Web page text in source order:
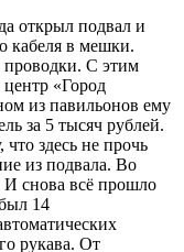
открыл подвал и
кабеля в мешки.
проводки. С этим
центр «Город
из павильонов ему
за 5 тысяч рублей.
здесь не прочь
из подвала. Во
И снова всё прошло
14
рукава. От